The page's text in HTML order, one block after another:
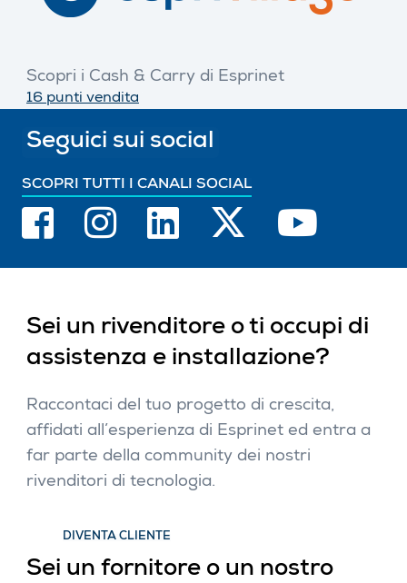
Scopri i Cash & Carry di Esprinet
16 punti vendita
Seguici sui social
SCOPRI TUTTI I CANALI SOCIAL
Sei un rivenditore o ti occupi di
assistenza e installazione?
Raccontaci del tuo progetto di crescita,
affidati all’esperienza di Esprinet ed entra a
far parte della community dei nostri
rivenditori di tecnologia.
DIVENTA CLIENTE
Sei un fornitore o un nostro